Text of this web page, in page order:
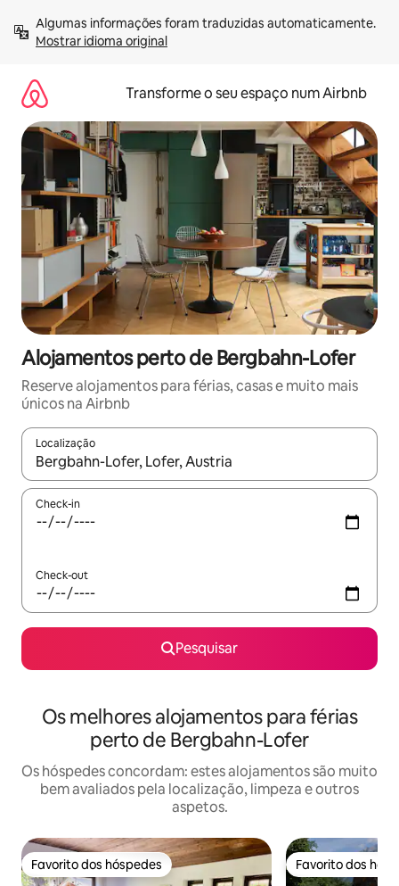
para
Mostrar idioma original
Transforme o seu espaço num Airbnb
Alojamentos perto de Bergbahn-Lofer
Reserve alojamentos para férias, casas e muito mais
únicos na Airbnb
Localização
Quando os resultados estiverem disponíveis, navegue com
Check-in
Check-out
Pesquisar
Os melhores alojamentos para férias
perto de Bergbahn-Lofer
Os hóspedes concordam: estes alojamentos são muito
bem avaliados pela localização, limpeza e outros
aspetos.
Favorito dos hóspedes
Favorito dos hóspedes Favorito dos
Favorito dos